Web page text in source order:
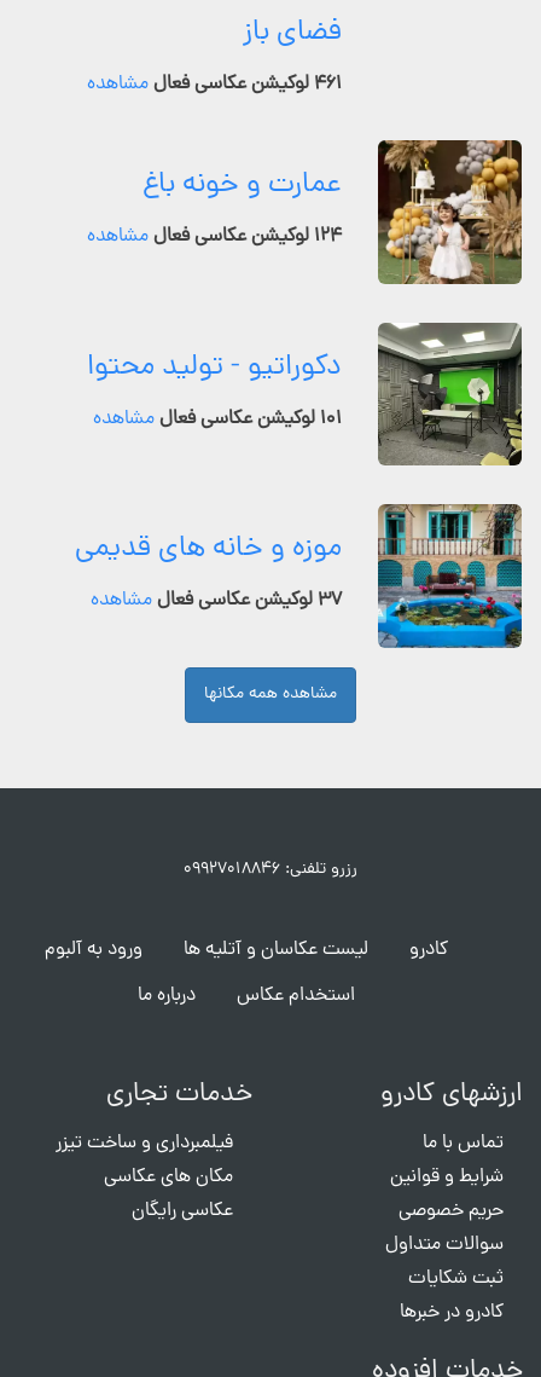
فضای باز
۴۶۱ لوکیشن عکاسی فعال مشاهده
عمارت و خونه باغ
۱۲۴ لوکیشن عکاسی فعال مشاهده
دکوراتیو - تولید محتوا
۱۰۱ لوکیشن عکاسی فعال مشاهده
موزه و خانه های قدیمی
۳۷ لوکیشن عکاسی فعال مشاهده
مشاهده همه مکانها
رزرو تلفنی: ۰۹۹۲۷۰۱۸۸۴۶
کادرو لیست عکاسان و آتلیه ها
ورود به آلبوم
استخدام عکاس
درباره ما
ارزشهای کادرو
تماس با ما
شرایط و قوانین
حریم خصوصی
سوالات متداول
ثبت شکایات
کادرو در خبرها
خدمات تجاری
فیلمبرداری و ساخت تیزر
مکان های عکاسی
عکاسی رایگان